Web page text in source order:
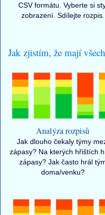
CSV formátu. Vyberte si
zobrazení. Sdílejte rozpis.
Jak zjistím, že mají
Analýza rozpisů
Jak dlouho čekaly týmy
zápasy? Na kterých hřištích
zápasy? Jak často hrál
doma/venku?